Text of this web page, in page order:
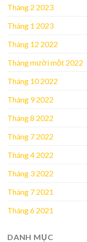
Tháng 2 2023
Tháng 1 2023
Tháng 12 2022
Tháng mười một 2022
Tháng 10 2022
Tháng 9 2022
Tháng 8 2022
Tháng 7 2022
Tháng 4 2022
Tháng 3 2022
Tháng 7 2021
Tháng 6 2021
DANH MỤC